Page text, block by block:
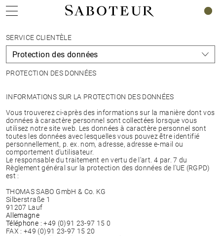
SERVICE CLIENTÈLE
PROTECTION DES DONNÉES
INFORMATIONS SUR LA PROTECTION DES DONNÉES
Vous trouverez ci-après des informations sur la manière dont vos
données à caractère personnel sont collectées lorsque vous
utilisez notre site web. Les données à caractère personnel sont
toutes les données avec lesquelles vous pouvez être identifié
personnellement, p. ex. nom, adresse, adresse e-mail ou
comportement d’utilisateur.
Le responsable du traitement en vertu de l'art. 4 par. 7 du
Règlement général sur la protection des données de l’UE (RGPD)
est :
THOMAS SABO GmbH & Co. KG
Silberstraße 1
91207 Lauf
Allemagne
Téléphone : +49 (0)91 23-97 15 0
FAX : +49 (0)91 23-97 15 20